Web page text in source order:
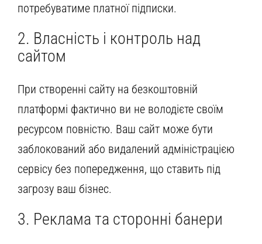
потребуватиме платної підписки.
2. Власність і контроль над
сайтом
При створенні сайту на безкоштовній
платформі фактично ви не володієте своїм
ресурсом повністю. Ваш сайт може бути
заблокований або видалений адміністрацією
сервісу без попередження, що ставить під
загрозу ваш бізнес.
3. Реклама та сторонні банери